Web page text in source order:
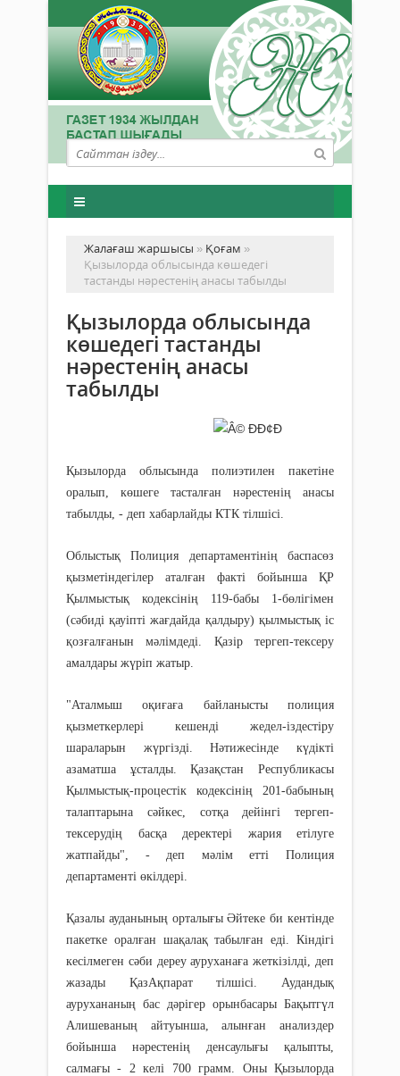
Жалағаш жаршысы » Қоғам »
Қызылорда облысында көшедегі
тастанды нәрестенің анасы табылды
Қызылорда облысында
көшедегі тастанды
нәрестенің анасы
табылды
Қызылорда облысында полиэтилен пакетіне
оралып, көшеге тасталған нәрестенің анасы
табылды, - деп хабарлайды КТК тілшісі.
Облыстық Полиция департаментінің баспасөз
қызметіндегілер аталған факті бойынша ҚР
Қылмыстық кодексінің 119-бабы 1-бөлігімен
(сәбиді қауіпті жағдайда қалдыру) қылмыстық іс
қозғалғанын мәлімдеді. Қазір тергеп-тексеру
амалдары жүріп жатыр.
"Аталмыш оқиғаға байланысты полиция
қызметкерлері кешенді жедел-іздестіру
шараларын жүргізді. Нәтижесінде күдікті
азаматша ұсталды. Қазақстан Республикасы
Қылмыстық-процестік кодексінің 201-бабының
талаптарына сәйкес, сотқа дейінгі тергеп-
тексерудің басқа деректері жария етілуге
жатпайды", - деп мәлім етті Полиция
департаменті өкілдері.
Қазалы ауданының орталығы Әйтеке би кентінде
пакетке оралған шақалақ табылған еді. Кіндігі
кесілмеген сәби дереу ауруханаға жеткізілді, деп
жазады ҚазАқпарат тілшісі. Аудандық
аурухананың бас дәрігер орынбасары Бақытгүл
Алишеваның айтуынша, алынған анализдер
бойынша нәрестенің денсаулығы қалыпты,
салмағы - 2 келі 700 грамм. Оны Қызылорда